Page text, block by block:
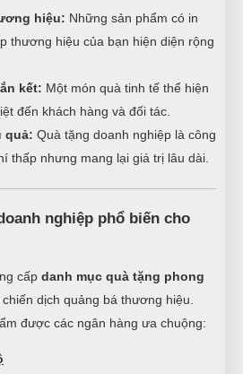
hiệu: Những sản phẩm có in
thương hiệu của bạn hiện diện rộng
kết: Một món quà tinh tế thể hiện
đến khách hàng và đối tác.
quả: Quà tặng doanh nghiệp là công
thấp nhưng mang lại giá trị lâu dài.
nghiệp phổ biến cho
cấp danh mục quà tặng phong
dịch quảng bá thương hiệu.
được các ngân hàng ưa chuộng: